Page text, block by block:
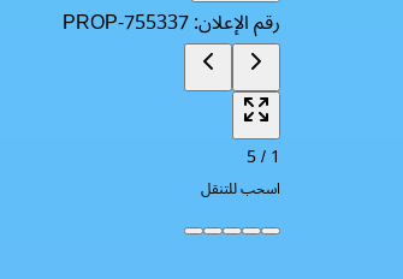
رقم الإعلان:
PROP-755337
1
/
5
اسحب للتنقل